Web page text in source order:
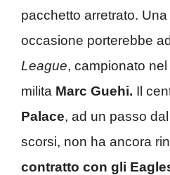
pacchetto arretrato.
occasione porterebbe
League, campionato
milita Marc Guehi. Il
Palace, ad un passo dal
scorsi, non ha ancora
contratto con gli